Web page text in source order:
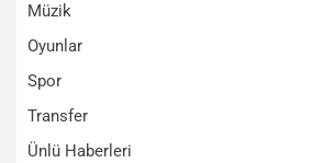
Müzik
Oyunlar
Spor
Transfer
Ünlü Haberleri